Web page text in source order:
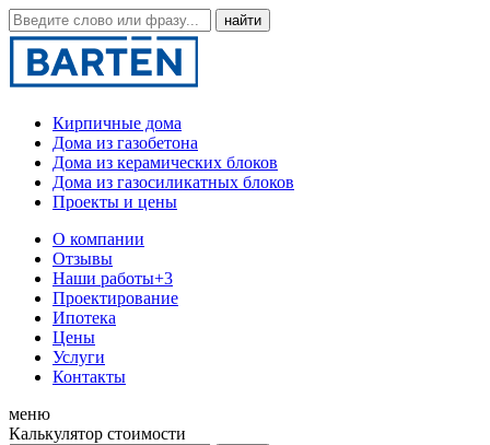
Кирпичные дома
Дома из газобетона
Дома из керамических блоков
Дома из газосиликатных блоков
Проекты и цены
О компании
Отзывы
Наши работы+3
Проектирование
Ипотека
Цены
Услуги
Контакты
меню
Калькулятор стоимости